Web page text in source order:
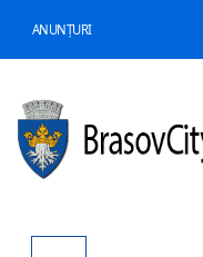
ANUNȚURI